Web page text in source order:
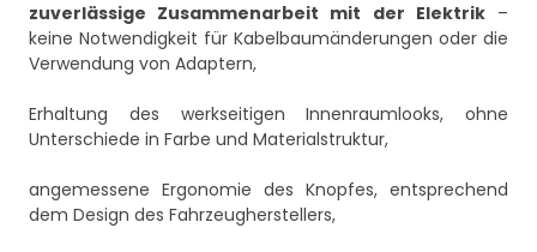
zuverlässige Zusammenarbeit mit der Elektrik–
keine Notwendigkeit für Kabelbaumänderungen oder die
Verwendung von Adaptern,
Erhaltung des werkseitigen Innenraumlooks, ohne
Unterschiede in Farbe und Materialstruktur,
angemessene Ergonomie des Knopfes, entsprechend
dem Design des Fahrzeugherstellers,